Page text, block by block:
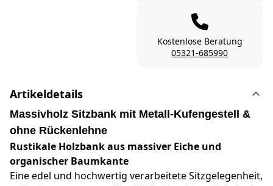
Kostenlose Beratung
05321-685990
Artikeldetails
Massivholz Sitzbank mit Metall-Kufengestell &
ohne Rückenlehne
Rustikale Holzbank aus massiver Eiche und
organischer Baumkante
Eine edel und hochwertig verarbeitete Sitzgelegenheit,